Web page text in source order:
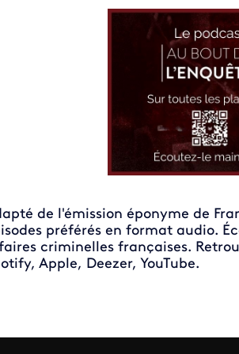
de l'émission éponyme de
préférés en format audio.
criminelles françaises.
Apple, Deezer, YouTube.